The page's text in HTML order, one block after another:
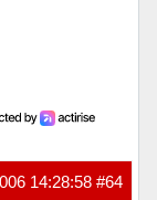
#64
14:28:58